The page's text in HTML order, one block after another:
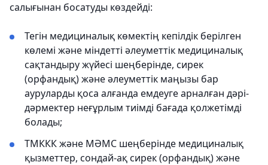
салығынан босатуды көздейді:
Тегін медициналық көмектің кепілдік берілген
көлемі және міндетті әлеуметтік медициналық
сақтандыру жүйесі шеңберінде, сирек
(орфандық) және әлеуметтік маңызы бар
ауруларды қоса алғанда емдеуге арналған дәрі-
дәрмектер неғұрлым тиімді бағада қолжетімді
болады;
ТМККК және МӘМС шеңберінде медициналық
қызметтер, сондай-ақ сирек (орфандық) және